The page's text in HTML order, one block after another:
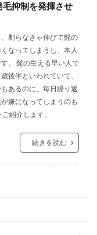
抑制を発揮させ
剃らなきゃ伸びて髭の
なってしまうし、本人
。 髭の生える早い人で
後半といわれていて、
あるのに、毎日繰り返
嫌になってしまうのも
紹介します。
続きを読む